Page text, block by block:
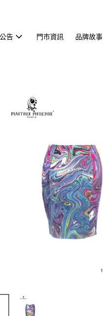
告 門市資訊 品牌故事